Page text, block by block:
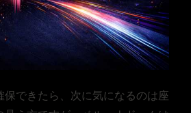
保できたら、次に気になるのは座